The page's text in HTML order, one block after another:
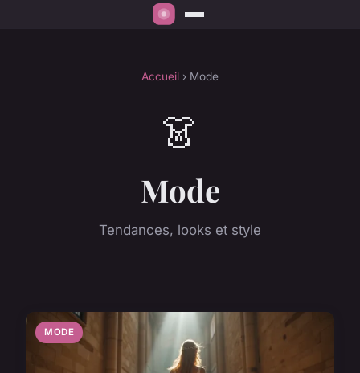
Accueil › Mode
👗
Mode
Tendances, looks et style
MODE